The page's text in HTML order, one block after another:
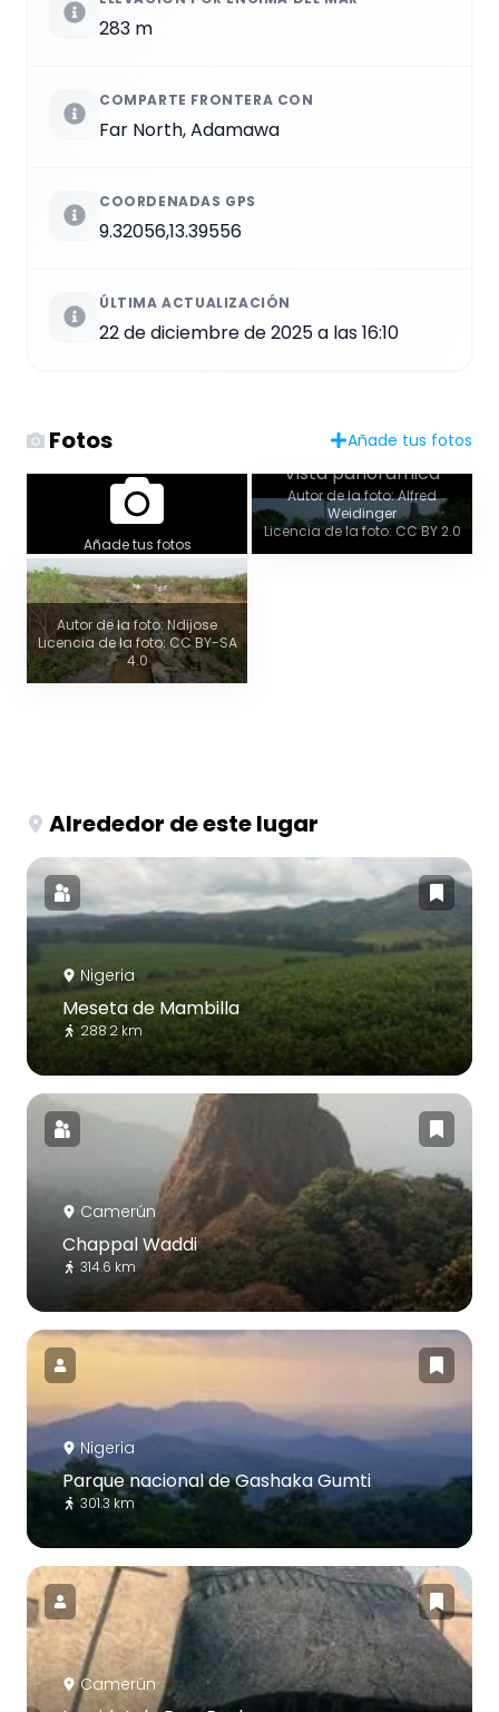
283 m
COMPARTE FRONTERA CON
Far North, Adamawa
COORDENADAS GPS
9.32056,13.39556
ÚLTIMA ACTUALIZACIÓN
22 de diciembre de 2025 a las 16:10
Fotos Añade tus fotos
Añade tus fotos
Vista panorámica
Autor de la foto: Alfred
Weidinger
Licencia de la foto: CC BY 2.0
Autor de la foto: Ndijose
Licencia de la foto: CC BY-SA
4.0
Alrededor de este lugar
Nigeria
Meseta de Mambilla
288.2 km
Camerún
Chappal Waddi
314.6 km
Nigeria
Parque nacional de Gashaka Gumti
301.3 km
Camerún